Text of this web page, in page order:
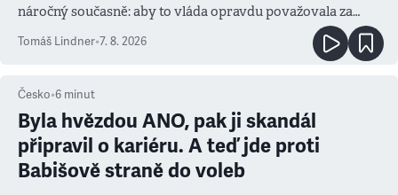
náročný současně: aby to vláda opravdu považovala za
prioritu
Tomáš Lindner•7. 8. 2026
Česko•6 minut
Byla hvězdou ANO, pak ji skandál
připravil o kariéru. A teď jde proti
Babišově straně do voleb